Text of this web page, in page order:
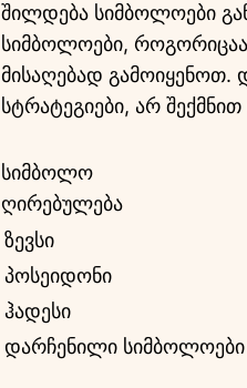
შილდება სიმბოლოები
სიმბოლოები, როგორიცაა
მისაღებად გამოიყენოთ.
სტრატეგიები, არ
სიმბოლო
ღირებულება
ზევსი
პოსეიდონი
ჰადესი
დარჩენილი სიმბოლოები